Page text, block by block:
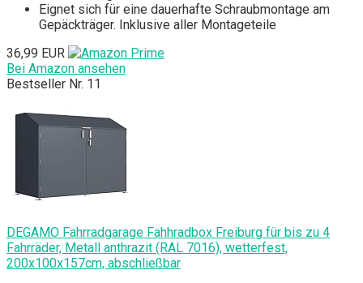
Eignet sich für eine dauerhafte Schraubmontage am
Gepäckträger. Inklusive aller Montageteile
36,99 EUR
Bei Amazon ansehen
Bestseller Nr. 11
DEGAMO Fahrradgarage Fahhradbox Freiburg für bis zu 4
Fahrräder, Metall anthrazit (RAL 7016), wetterfest,
200x100x157cm, abschließbar